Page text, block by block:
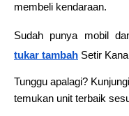
membeli kendaraan.
tukar tambah Setir
Tunggu apalagi?
temukan unit terbaik